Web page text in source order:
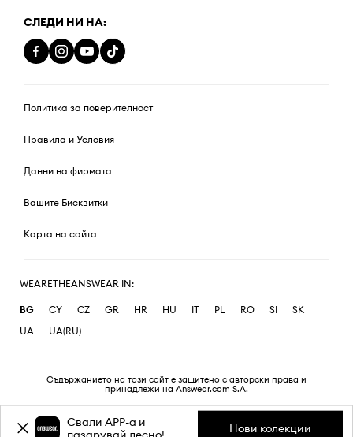
СЛЕДИ НИ НА:
Политика за поверителност
Правила и Условия
Данни на фирмата
Вашите Бисквитки
Карта на сайта
WEARETHEANSWEAR IN:
BG CY CZ GR HR HU IT PL RO SI
SK
UA
UA(RU)
Съдържанието на този сайт е защитено с авторски права и
принадлежи на Answear.com S.A.
Свали APP-a и
Нови колекции